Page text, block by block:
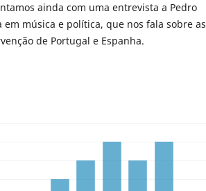
ainda com uma entrevista a Pedro
música e política, que nos fala sobre as
de Portugal e Espanha.